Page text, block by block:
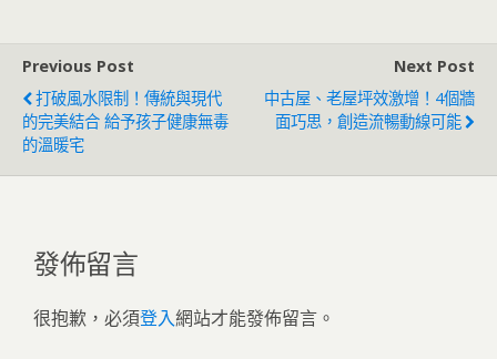
Previous Post
打破風水限制！傳統與現代
的完美結合 給予孩子健康無毒
的溫暖宅
Next Post
中古屋、老屋坪效激增！4個牆
面巧思，創造流暢動線可能
發佈留言
很抱歉，必須登入網站才能發佈留言。